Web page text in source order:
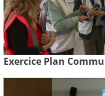
Exercice Plan